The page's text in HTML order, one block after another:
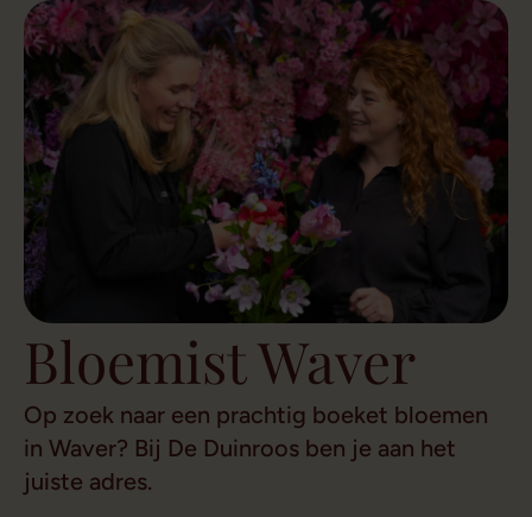
Bloemist Waver
Op zoek naar een prachtig boeket bloemen
in Waver? Bij De Duinroos ben je aan het
juiste adres.